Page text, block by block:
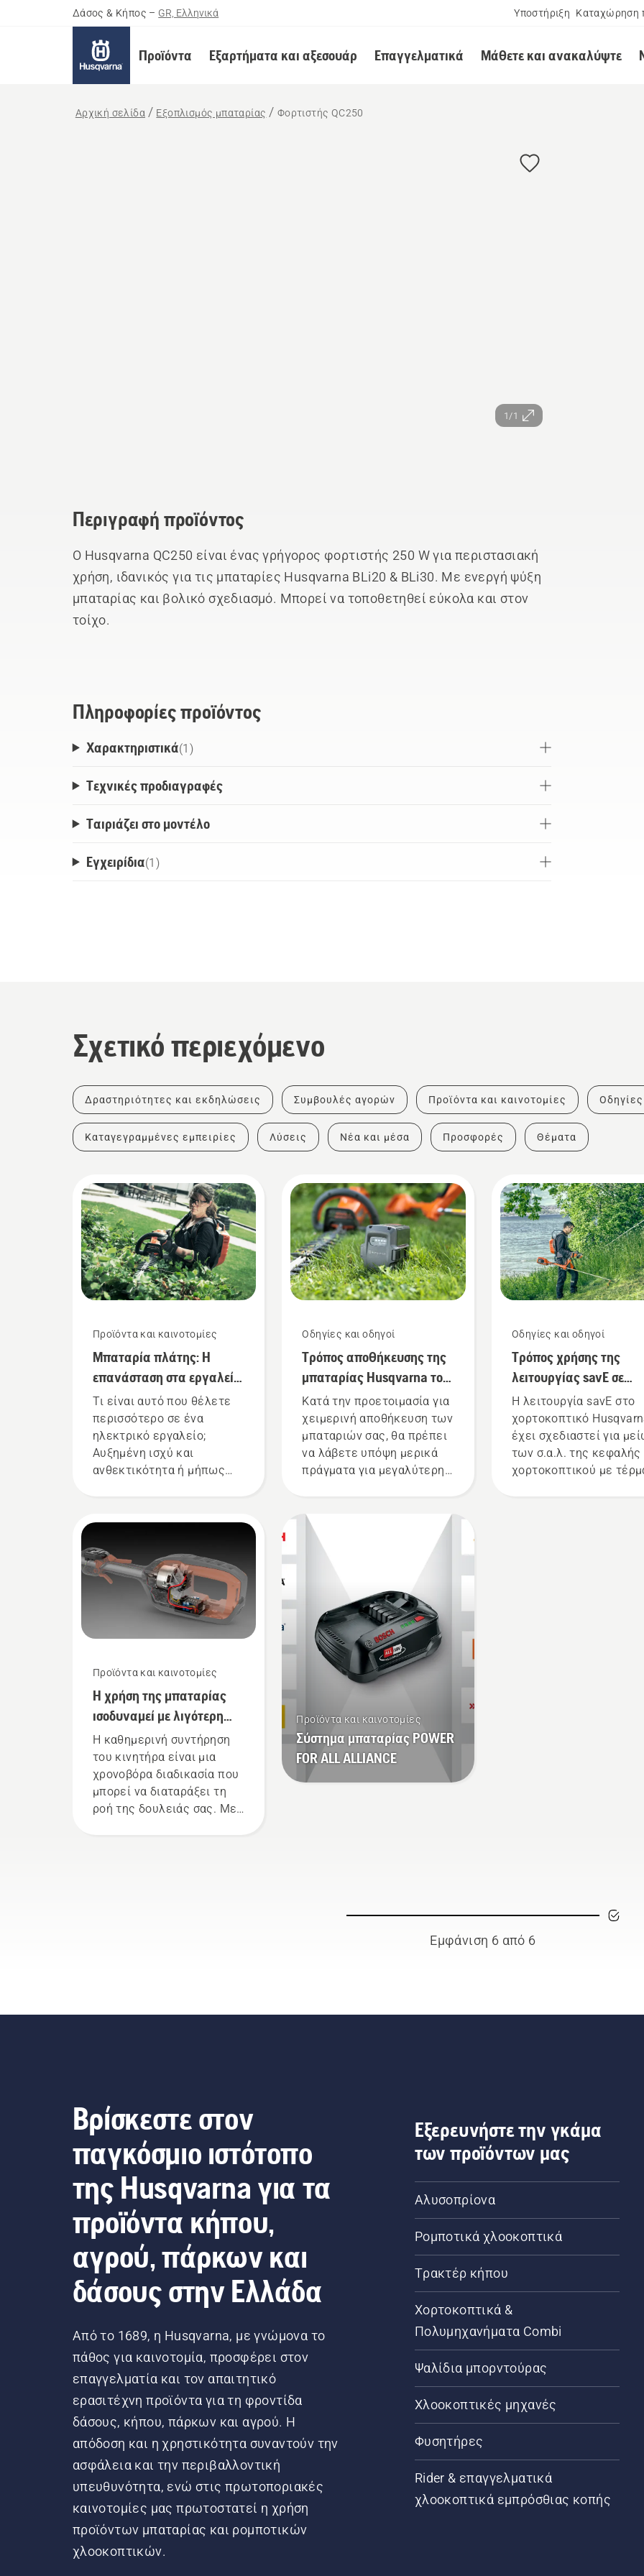
Δάσος & Κήπος – GR, Ελληνικά Υποστήριξη Καταχώρηση
Προϊόντα Εξαρτήματα και αξεσουάρ Επαγγελματικά Μάθετε και ανακαλύψτε
Αρχική σελίδα Εξοπλισμός μπαταρίας Φορτιστής QC250
1/1
Περιγραφή προϊόντος
Ο Husqvarna QC250 είναι ένας γρήγορος φορτιστής 250 W για περιστασιακή
χρήση, ιδανικός για τις μπαταρίες Husqvarna BLi20 & BLi30. Με ενεργή ψύξη
μπαταρίας και βολικό σχεδιασμό. Μπορεί να τοποθετηθεί εύκολα και στον
τοίχο.
Πληροφορίες προϊόντος
Χαρακτηριστικά(1 )
Τεχνικές προδιαγραφές
Ταιριάζει στο μοντέλο
Εγχειρίδια(1 )
Σχετικό περιεχόμενο
Δραστηριότητες και εκδηλώσεις Συμβουλές αγορών Προϊόντα και καινοτομίες Οδηγίες
Καταγεγραμμένες εμπειρίες Λύσεις Νέα και μέσα Προσφορές Θέματα
Προϊόντα και καινοτομίες
Μπαταρία πλάτης: Η
επανάσταση στα εργαλεία
χειρός με μπαταρία
Τι είναι αυτό που θέλετε
περισσότερο σε ένα
ηλεκτρικό εργαλείο;
Αυξημένη ισχύ και
ανθεκτικότητα ή μήπως
λύση με την μπαταρία
δεν χρειάζεται πλέον να
διαλέξετε. "Με αυτήν τη
λύση τα προϊόντα
μπαταρίας περνούν σε ένα
εντελώς καινούριο
επίπεδο", λέει ο Johan
προϊόντων της Husqvarna
για τα ηλεκτρικά εργαλεία
χειρός και τα εργαλεία
Προϊόντα και καινοτομίες
Η χρήση της μπαταρίας
ισοδυναμεί με λιγότερη
συντήρηση και ομαλότερη
εργασία
Η καθημερινή συντήρηση
του κινητήρα είναι μια
χρονοβόρα διαδικασία που
μπορεί να διαταράξει τη
ροή της δουλειάς σας. Με
Οδηγίες και οδηγοί
Τρόπος αποθήκευσης της
μπαταρίας Husqvarna τον
χειμώνα
Κατά την προετοιμασία για
χειμερινή αποθήκευση των
μπαταριών σας, θα πρέπει
να λάβετε υπόψη μερικά
πράγματα για μεγαλύτερη
Προϊόντα και καινοτομίες
Σύστημα μπαταρίας POWER
FOR ALL ALLIANCE
Οδηγίες και οδηγοί
Τρόπος χρήσης της
λειτουργίας savE σε
χορτοκοπτικό
Η λειτουργία savE στο
χορτοκοπτικό
έχει σχεδιαστεί για
των σ.α.λ. της κεφαλής
χορτοκοπτικού με
Εμφάνιση 6 από 6
Βρίσκεστε στον
παγκόσμιο ιστότοπο
της Husqvarna για τα
προϊόντα κήπου,
αγρού, πάρκων και
δάσους στην Ελλάδα
Από το 1689, η Husqvarna, με γνώμονα το
πάθος για καινοτομία, προσφέρει στον
επαγγελματία και τον απαιτητικό
ερασιτέχνη προϊόντα για τη φροντίδα
δάσους, κήπου, πάρκων και αγρού. Η
απόδοση και η χρηστικότητα συναντούν την
ασφάλεια και την περιβαλλοντική
υπευθυνότητα, ενώ στις πρωτοποριακές
καινοτομίες μας πρωτοστατεί η χρήση
προϊόντων μπαταρίας και ρομποτικών
χλοοκοπτικών.
Εξερευνήστε την γκάμα
των προϊόντων μας
Αλυσοπρίονα
Ρομποτικά χλοοκοπτικά
Τρακτέρ κήπου
Χορτοκοπτικά &
Πολυμηχανήματα Combi
Ψαλίδια μπορντούρας
Χλοοκοπτικές μηχανές
Φυσητήρες
Rider & επαγγελματικά
χλοοκοπτικά εμπρόσθιας κοπής